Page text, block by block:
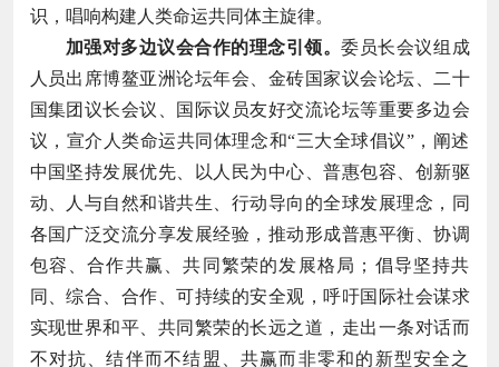
识，唱响构建人类命运共同体主旋律。
加强对多边议会合作的理念引领。委员长会议组成
人员出席博鳌亚洲论坛年会、金砖国家议会论坛、二十
国集团议长会议、国际议员友好交流论坛等重要多边会
议，宣介人类命运共同体理念和“三大全球倡议”，阐述
中国坚持发展优先、以人民为中心、普惠包容、创新驱
动、人与自然和谐共生、行动导向的全球发展理念，同
各国广泛交流分享发展经验，推动形成普惠平衡、协调
包容、合作共赢、共同繁荣的发展格局；倡导坚持共
同、综合、合作、可持续的安全观，呼吁国际社会谋求
实现世界和平、共同繁荣的长远之道，走出一条对话而
不对抗、结伴而不结盟、共赢而非零和的新型安全之